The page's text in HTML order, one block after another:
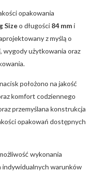
opakowania
Sizeo długości 84 mmi
z myślą o
wygody użytkowania oraz
położono na jakość
komfort codziennego
przemyślana konstrukcja
opakowań dostępnych
wykonania
indywidualnych warunków